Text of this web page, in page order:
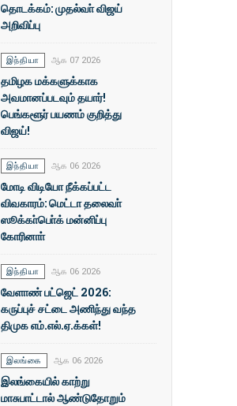
தொடக்கம்: முதல்வா் விஜய்
அறிவிப்பு
இந்தியா ஆக 07 2026
தமிழக மக்களுக்காக
அவமானப்படவும் தயார்!
பெங்களூர் பயணம் குறித்து
விஜய்!
இந்தியா ஆக 06 2026
மோடி விடியோ நீக்கப்பட்ட
விவகாரம்: மெட்டா தலைவா்
ஸூக்கா்பொ்க் மன்னிப்பு
கோரினாா்
இந்தியா ஆக 06 2026
வேளாண் பட்ஜெட் 2026:
கருப்புச் சட்டை அணிந்து வந்த
திமுக எம்.எல்.ஏ.க்கள்!
இலங்கை ஆக 06 2026
இலங்கையில் காற்று
மாசுபாட்டால் ஆண்டுதோறும்